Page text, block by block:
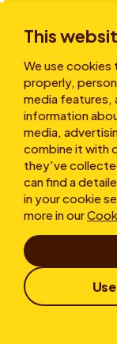
This
We use
properly,
media features,
information
media,
combine it with
they've
can find a
in your cookie
more in our
Storie
Chi siamo
Condizioni
Cookies